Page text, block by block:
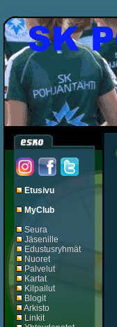
Etusivu
MyClub
Seura
Jäsenille
Edustusryhmät
Nuoret
Palvelut
Kartat
Kilpailut
Blogit
Arkisto
Linkit